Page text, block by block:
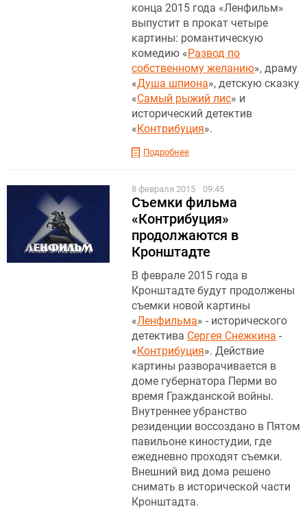
конца 2015 года «Ленфильм»
выпустит в прокат четыре
картины: романтическую
комедию «Развод по
собственному желанию», драму
«Душа шпиона», детскую сказку
«Самый рыжий лис» и
исторический детектив
«Контрибуция».
Подробнее
8 февраля 2015 09:45
Съемки фильма
«Контрибуция»
продолжаются в
Кронштадте
В феврале 2015 года в
Кронштадте будут продолжены
съемки новой картины
«Ленфильма» - исторического
детектива Сергея Снежкина -
«Контрибуция». Действие
картины разворачивается в
доме губернатора Перми во
время Гражданской войны.
Внутреннее убранство
резиденции воссоздано в Пятом
павильоне киностудии, где
ежедневно проходят съемки.
Внешний вид дома решено
снимать в исторической части
Кронштадта.